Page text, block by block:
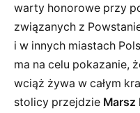
warty honorowe przy
związanych z
i w innych miastach
ma na celu pokazanie,
wciąż żywa w całym
stolicy przejdzie Marsz